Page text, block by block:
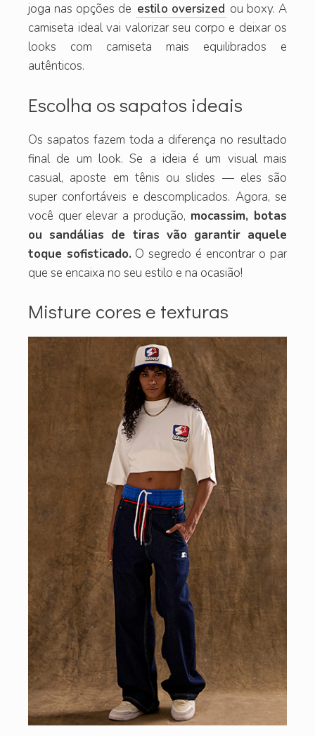
joga nas opções de estilo oversized ou boxy. A
camiseta ideal vai valorizar seu corpo e deixar os
looks com camiseta mais equilibrados e
autênticos.
Escolha os sapatos ideais
Os sapatos fazem toda a diferença no resultado
final de um look. Se a ideia é um visual mais
casual, aposte em tênis ou slides — eles são
super confortáveis e descomplicados. Agora, se
você quer elevar a produção, mocassim, botas
ou sandálias de tiras vão garantir aquele
toque sofisticado. O segredo é encontrar o par
que se encaixa no seu estilo e na ocasião!
Misture cores e texturas